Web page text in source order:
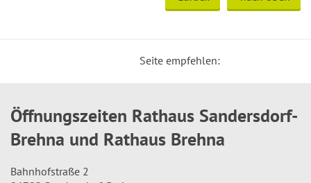
Seite empfehlen:
Öffnungszeiten Rathaus Sandersdorf-
Brehna und Rathaus Brehna
Bahnhofstraße 2